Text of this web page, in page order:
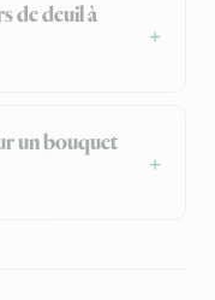
de deuil à
un bouquet